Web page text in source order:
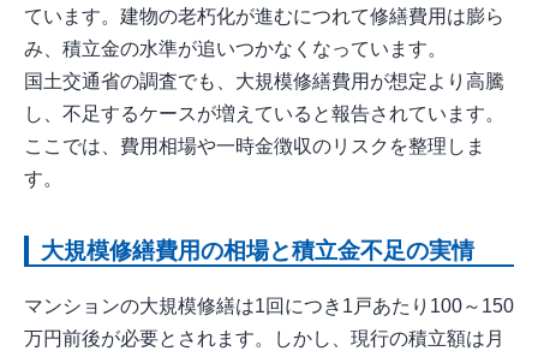
ています。建物の老朽化が進むにつれて修繕費用は膨ら
み、積立金の水準が追いつかなくなっています。
国土交通省の調査でも、大規模修繕費用が想定より高騰
し、不足するケースが増えていると報告されています。
ここでは、費用相場や一時金徴収のリスクを整理しま
す。
大規模修繕費用の相場と積立金不足の実情
マンションの大規模修繕は1回につき1戸あたり100～150
万円前後が必要とされます。しかし、現行の積立額は月